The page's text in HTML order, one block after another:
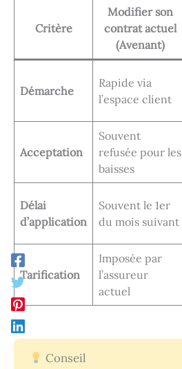
Critère
Modifier son
contrat actuel
(Avenant)
Démarche
Rapide via
l’espace client
Acceptation
Souvent
refusée pour les
baisses
Délai
d’application
Souvent le 1er
du mois suivant
Tarification
Imposée par
l’assureur
actuel
Conseil